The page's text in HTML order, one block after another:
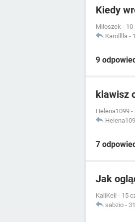
Kiedy
Miłoszek - 10
Karolllla -
9
klawisz
Helena1099 -
7
Jak
KaliKeli - 15
sabzio -